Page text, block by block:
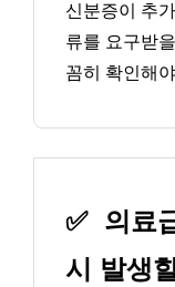
신분증이 추
류를 요구받
꼼히 확인해
✅ 의료
시 발생